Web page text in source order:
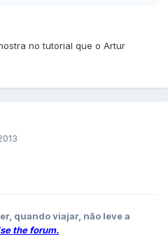
no tutorial que o Artur
quando viajar, não leve a
the forum.